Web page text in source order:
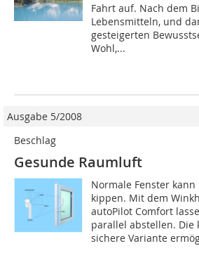
Fahrt auf. Nach dem
Lebensmitteln, und
gesteigerten
Wohl,...
Ausgabe 5/2008
Beschlag
Gesunde Raumluft
Normale Fenster
kippen. Mit dem
autoPilot Comfort
parallel abstellen. Die
sichere Variante